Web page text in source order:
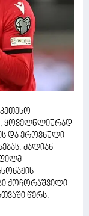
ყოველწლიურად
და ეროვნული
ძალიან
ქოჩორაშვილი
წერს.